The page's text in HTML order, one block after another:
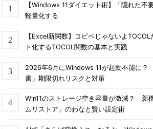
【Windows 11ダイエット術】「隠れた不
軽量化する
【Excel新関数】コピペじゃないよ
ト化するTOCOL関数の基本と実践
2026年6月にWindows 11が起動不能に
書」期限切れリスクと対策
Win11のストレージ空き容量が激減？ 新
ムリストア」のわなと賢い設定術